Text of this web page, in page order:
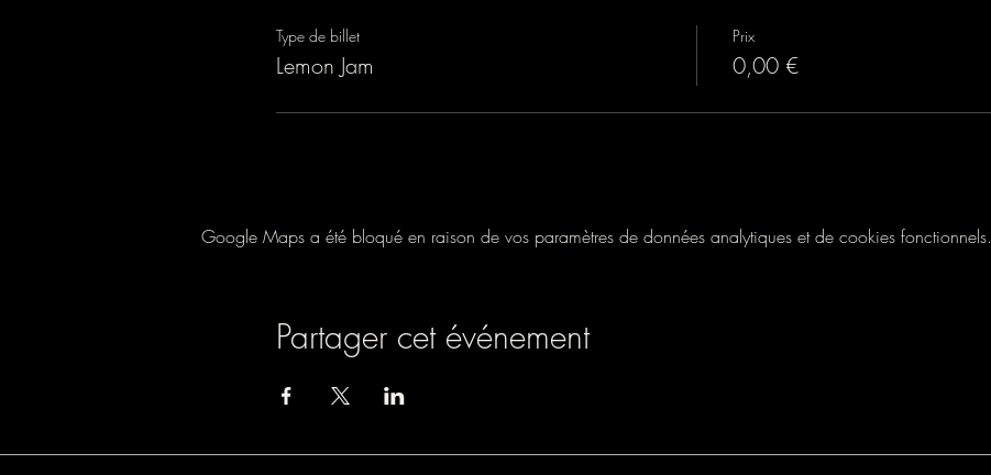
Type de billet
Lemon Jam
Prix
0,00 €
Google Maps a été bloqué en raison de vos paramètres de données analytiques et de cookies fonctionnels.
Partager cet événement